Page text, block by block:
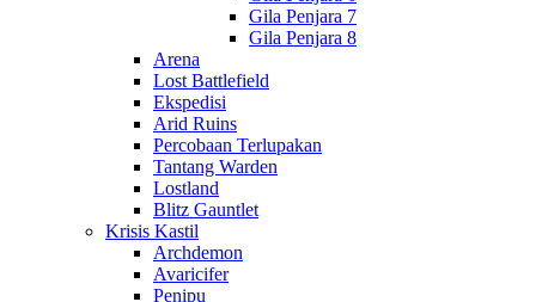
Gila Penjara 7
Gila Penjara 8
Arena
Lost Battlefield
Ekspedisi
Arid Ruins
Percobaan Terlupakan
Tantang Warden
Lostland
Blitz Gauntlet
Krisis Kastil
Archdemon
Avaricifer
Penipu